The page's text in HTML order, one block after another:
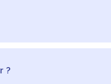
sur des plateformes de
obtenir des
qui vous intéressent.
de plusieurs
fin d’études) doivent être
la gratification est
?